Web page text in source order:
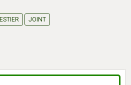
JOINT